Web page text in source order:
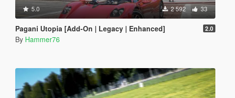
5.0 2 592 33
Pagani Utopia [Add-On | Legacy | Enhanced] 2.0
By Hammer76